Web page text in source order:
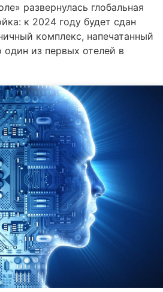
развернулась глобальная
к 2024 году будет сдан
комплекс, напечатанный
один из первых отелей в